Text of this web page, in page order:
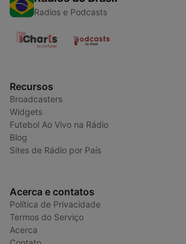
Radios e Podcasts
Recursos
Broadcasters
Widgets
Futebol Ao Vivo na Rádio
Blog
Sites de Rádio por País
Acerca e contatos
Política de Privacidade
Termos do Serviço
Acerca